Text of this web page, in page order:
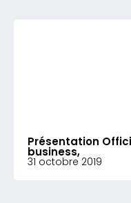
Présentation
business,
31 octobre 2019